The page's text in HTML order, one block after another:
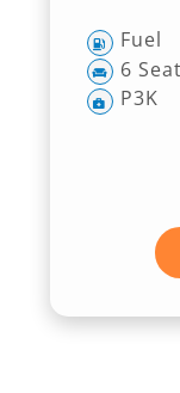
Fuel
6 Seat
P3K